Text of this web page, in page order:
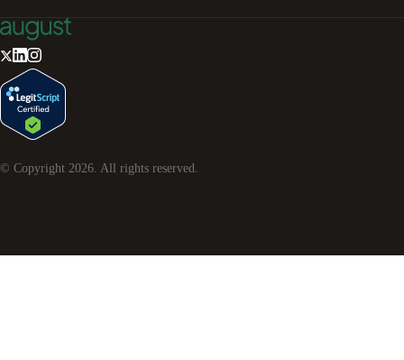
© Copyright 2026 . All rights reserved.